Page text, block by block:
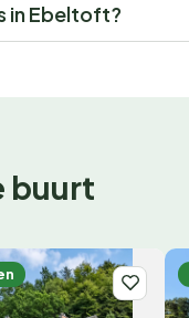
in Ebeltoft?
buurt